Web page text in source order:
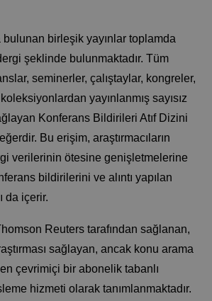
bulunan birleşik yayınlar toplamda
şeklinde bulunmaktadır. Tüm
seminerler, çalıştaylar, kongreler,
yayınlanmış sayısız
Konferans Bildirileri Atıf Dizini
Bu erişim, araştırmacıların
verilerinin ötesine genişletmelerine
bildirilerini ve alıntı yapılan
da içerir.
Reuters tarafından sağlanan,
sağlayan, ancak konu arama
çevrimiçi bir abonelik tabanlı
hizmeti olarak tanımlanmaktadır.